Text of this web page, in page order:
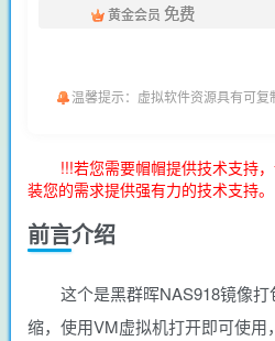
黄金会员 免费
温馨提示：虚拟软件资源具有可复
!!!若您需要帽帽提供技术支持
装您的需求提供强有力的技术支持。
前言介绍
这个是黑群晖NAS918镜像
缩，使用VM虚拟机打开即可使